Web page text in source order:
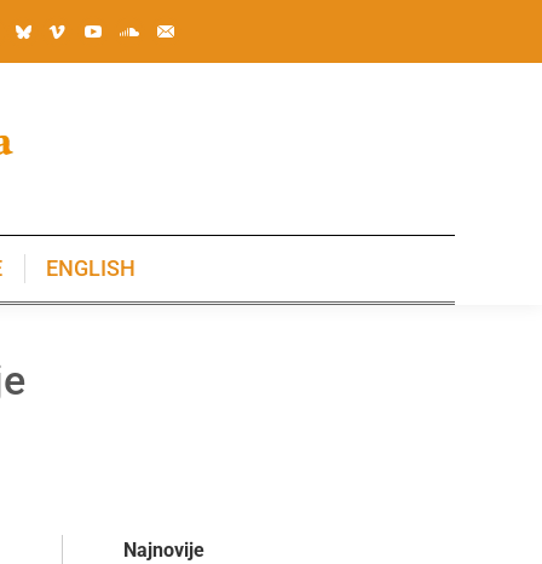
ENGLISH
Najnovije
ENGLISH